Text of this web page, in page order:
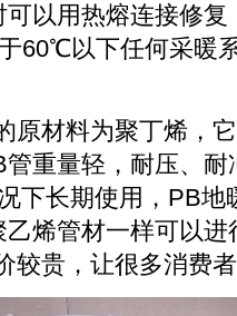
以用热熔连接修
60℃以下任何采暖
原材料为聚丁烯，
管重量轻，耐压、
下长期使用，PB地
烯管材一样可以
较贵，让很多消费